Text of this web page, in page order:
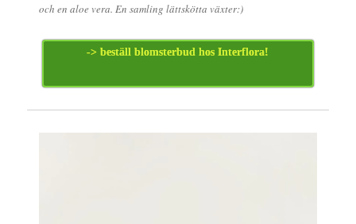
och en aloe vera. En samling lättskötta växter:)
-> beställ blomsterbud hos Interflora!